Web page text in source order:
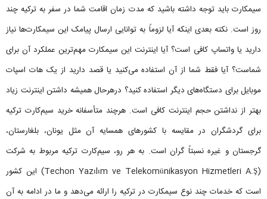
سیمکارت باید توجه داشته باشید که مدت زمان اقامت شما در سفر به ترکیه چند
روز است. نکته بعدی اینکه آیا لزوماً به توانایی ارسال پیامک این سیمکارت‌ها نیاز
دارید یا واتساپ کافی است؟ آیا اینترنت این سیمکارت مهم‌ترین عملکرد آن برای
شماست؟ آیا فقط شما از آن استفاده می‌کنید یا قصد دارید از یک هات اسپات
موبایل برای دستگاه‌های دیگر استفاده کنید؟ درهرحال همیشه داشتن اینترنت زیاد
بهتر از نداشتن حجم اینترنت کافی است. هرچند متأسفانه خرید سیم‌کارت ترکیه
برای گردشگران در مقایسه با کشورهای همسایه آن مثل یونان، بلغارستان،
گرجستان و غیره نسبتاً گران است. به هر رو، سیم‌کارت ترکیه مربوط به شرکت
(Techon Yazılım ve Telekomünikasyon Hizmetleri A.Ş) این کشور
است که خدمات چند نوع سیمکارت در ترکیه را ارائه می‌دهد و ما در ادامه به آن